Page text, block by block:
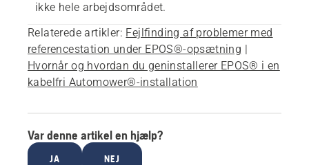
ikke hele arbejdsområdet.
Relaterede artikler: Fejlfinding af problemer med
referencestation under EPOS®-opsætning |
Hvornår og hvordan du geninstallerer EPOS® i en
kabelfri Automower®-installation
Var denne artikel en hjælp?
JA NEJ